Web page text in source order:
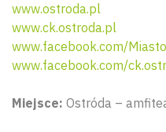
www.ostroda.pl
www.ck.ostroda.pl
www.facebook.com/
www.facebook.com/
Miejsce: Ostróda –